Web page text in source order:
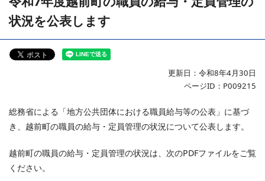
状況を公表します
更新日：令和8年4月30日
ページID：P009215
総務省による「地方公共団体における職員給与等の公表」に基づ
き、越前町の職員の給与・定員管理の状況について公表します。
越前町の職員の給与・定員管理の状況は、次のPDFファイルをご覧
ください。